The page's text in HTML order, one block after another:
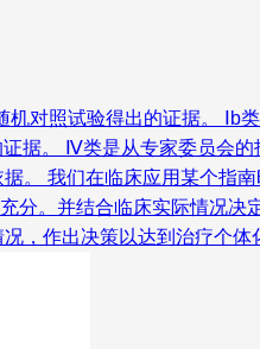
对照试验得出的证据。
据。 Ⅳ类是从专家委员会
。 我们在临床应用某个指
分。并结合临床实际情况
，作出决策以达到治疗个